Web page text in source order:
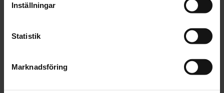
Inställningar
Statistik
Marknadsföring
Time: